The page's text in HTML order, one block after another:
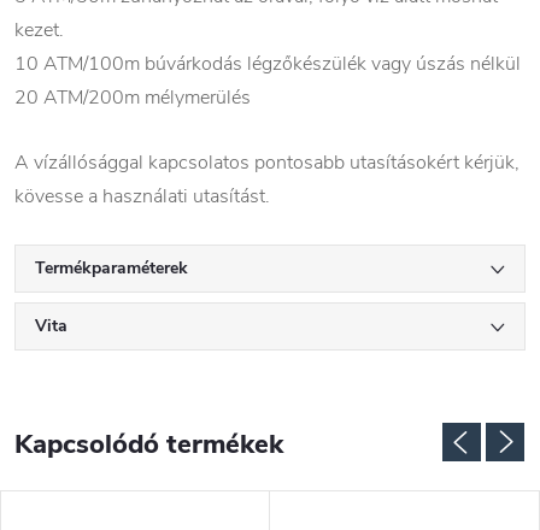
kezet.
10 ATM/100m búvárkodás légzőkészülék vagy úszás nélkül
20 ATM/200m mélymerülés
A vízállósággal kapcsolatos pontosabb utasításokért kérjük,
kövesse a használati utasítást.
Termékparaméterek
Vita
Kapcsolódó termékek